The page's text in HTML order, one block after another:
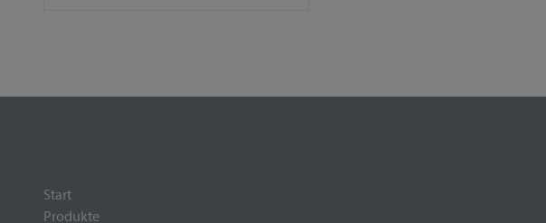
Start
Produkte